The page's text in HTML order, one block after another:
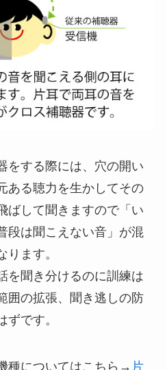
をする際には、穴の開い
ある聴力を生かしてその
ばして聞きますので「い
段は聞こえない音」が混
ります。
を聞き分けるのに訓練は
囲の拡張、聞き逃しの防
ずです。
種についてはこちら→ 片